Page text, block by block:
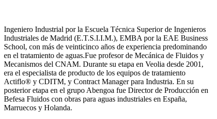
Ingeniero Industrial por la Escuela Técnica Superior de Ingenieros
Industriales de Madrid (E.T.S.I.I.M.), EMBA por la EAE Business
School, con más de veinticinco años de experiencia predominando
en el tratamiento de aguas.Fue profesor de Mecánica de Fluidos y
Mecanismos del CNAM. Durante su etapa en Veolia desde 2001,
era el especialista de producto de los equipos de tratamiento
Actiflo® y CDITM, y Contract Manager para Industria. En su
posterior etapa en el grupo Abengoa fue Director de Producción en
Befesa Fluidos con obras para aguas industriales en España,
Marruecos y Holanda.